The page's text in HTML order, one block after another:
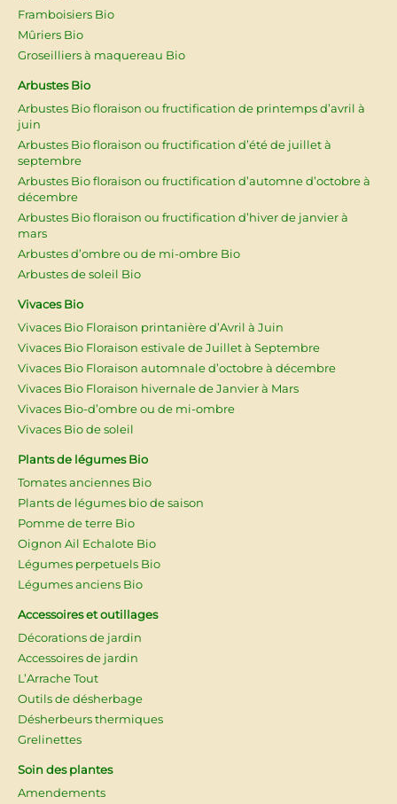
Framboisiers Bio
Mûriers Bio
Groseilliers à maquereau Bio
Arbustes Bio
Arbustes Bio floraison ou fructification de printemps d’avril à
juin
Arbustes Bio floraison ou fructification d’été de juillet à
septembre
Arbustes Bio floraison ou fructification d’automne d’octobre à
décembre
Arbustes Bio floraison ou fructification d’hiver de janvier à
mars
Arbustes d’ombre ou de mi-ombre Bio
Arbustes de soleil Bio
Vivaces Bio
Vivaces Bio Floraison printanière d’Avril à Juin
Vivaces Bio Floraison estivale de Juillet à Septembre
Vivaces Bio Floraison automnale d’octobre à décembre
Vivaces Bio Floraison hivernale de Janvier à Mars
Vivaces Bio-d’ombre ou de mi-ombre
Vivaces Bio de soleil
Plants de légumes Bio
Tomates anciennes Bio
Plants de légumes bio de saison
Pomme de terre Bio
Oignon Ail Echalote Bio
Légumes perpetuels Bio
Légumes anciens Bio
Accessoires et outillages
Décorations de jardin
Accessoires de jardin
L’Arrache Tout
Outils de désherbage
Désherbeurs thermiques
Grelinettes
Soin des plantes
Amendements